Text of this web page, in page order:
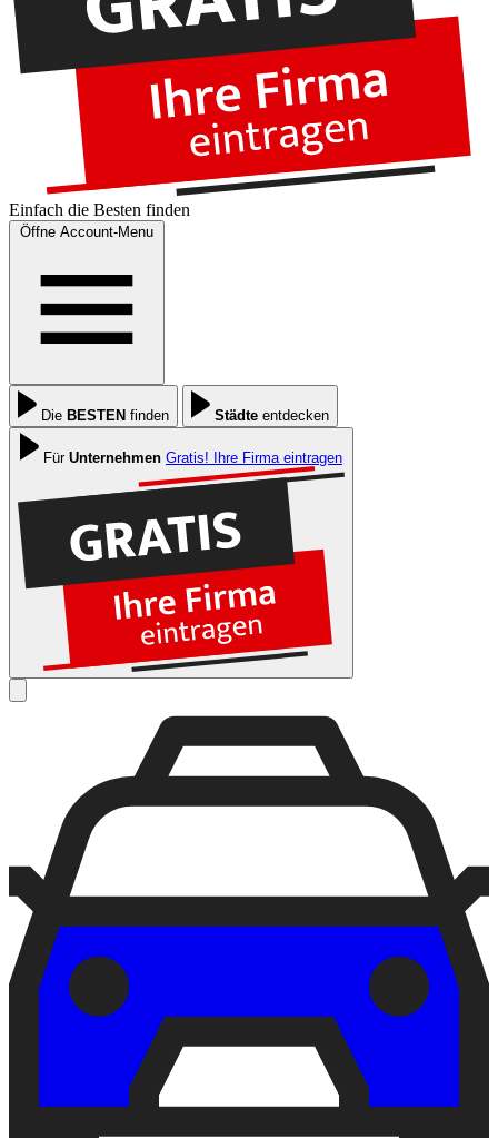
Einfach die Besten finden
Öffne Account-Menu
Die BESTEN finden Städte entdecken
Für Unternehmen Gratis! Ihre Firma eintragen